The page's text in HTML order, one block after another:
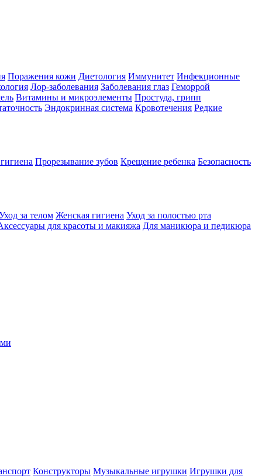
Поражения кожи Диетология Иммунитет Инфекционные
Лор-заболевания Заболевания глаз Геморрой
Витамины и микроэлементы Простуда, грипп
Эндокринная система Кровотечения Редкие
Прорезывание зубов Крещение ребенка Безопасность
за телом Женская гигиена Уход за полостью рта
для красоты и макияжа Для маникюра и педикюра
Конструкторы Музыкальные игрушки Игрушки для